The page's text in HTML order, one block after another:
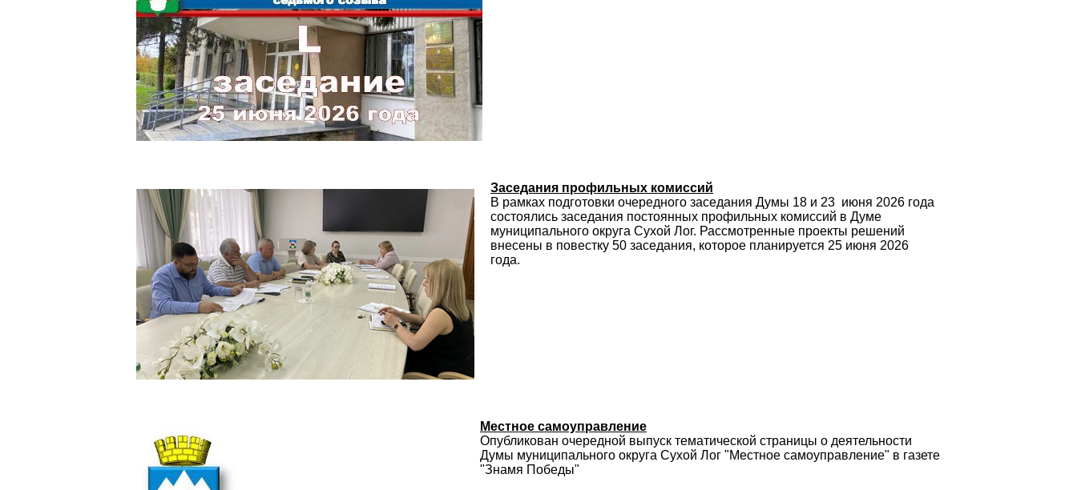
Заседания профильных комиссий
В рамках подготовки очередного заседания Думы 18 и 23 июня 2026 года
состоялись заседания постоянных профильных комиссий в Думе
муниципального округа Сухой Лог. Рассмотренные проекты решений
внесены в повестку 50 заседания, которое планируется 25 июня 2026
года.
Местное самоуправление
Опубликован очередной выпуск тематической страницы о деятельности
Думы муниципального округа Сухой Лог "Местное самоуправление" в газете
"Знамя Победы"